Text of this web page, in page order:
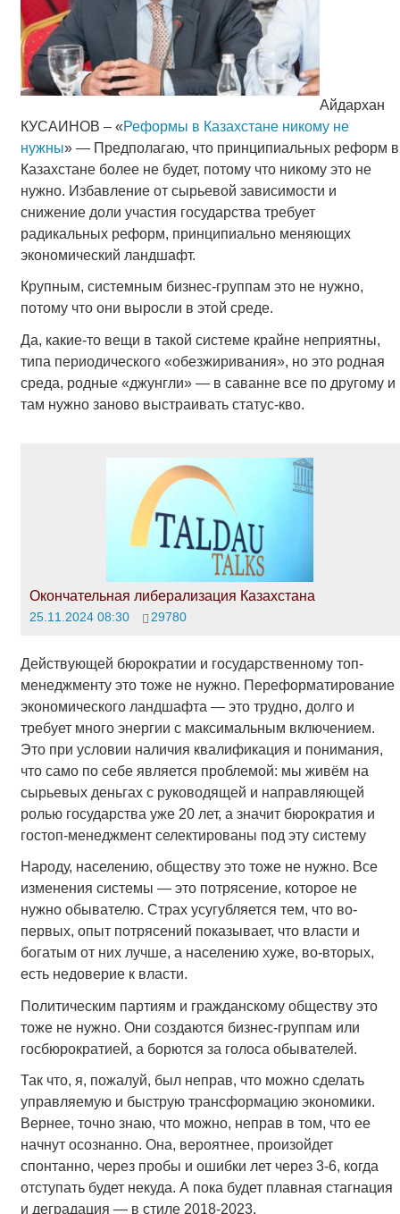
Айдархан
КУСАИНОВ – «Реформы в Казахстане никому не
нужны» — Предполагаю, что принципиальных реформ в
Казахстане более не будет, потому что никому это не
нужно. Избавление от сырьевой зависимости и
снижение доли участия государства требует
радикальных реформ, принципиально меняющих
экономический ландшафт.
Крупным, системным бизнес-группам это не нужно,
потому что они выросли в этой среде.
Да, какие-то вещи в такой системе крайне неприятны,
типа периодического «обезжиривания», но это родная
среда, родные «джунгли» — в саванне все по другому и
там нужно заново выстраивать статус-кво.
Окончательная либерализация Казахстана
25.11.2024 08:30 29780
Действующей бюрократии и государственному топ-
менеджменту это тоже не нужно. Переформатирование
экономического ландшафта — это трудно, долго и
требует много энергии с максимальным включением.
Это при условии наличия квалификация и понимания,
что само по себе является проблемой: мы живём на
сырьевых деньгах с руководящей и направляющей
ролью государства уже 20 лет, а значит бюрократия и
гостоп-менеджмент селектированы под эту систему
Народу, населению, обществу это тоже не нужно. Все
изменения системы — это потрясение, которое не
нужно обывателю. Страх усугубляется тем, что во-
первых, опыт потрясений показывает, что власти и
богатым от них лучше, а населению хуже, во-вторых,
есть недоверие к власти.
Политическим партиям и гражданскому обществу это
тоже не нужно. Они создаются бизнес-группам или
госбюрократией, а борются за голоса обывателей.
Так что, я, пожалуй, был неправ, что можно сделать
управляемую и быструю трансформацию экономики.
Вернее, точно знаю, что можно, неправ в том, что ее
начнут осознанно. Она, вероятнее, произойдет
спонтанно, через пробы и ошибки лет через 3-6, когда
отступать будет некуда. А пока будет плавная стагнация
и деградация — в стиле 2018-2023.